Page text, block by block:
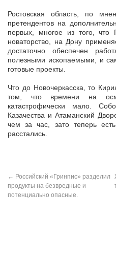
Ростовская область, по
претендентов на
первых, многое из того, что
новаторство, на Дону
достаточно обеспечен
полезными ископаемыми, и
готовые проекты.
Что до Новочеркасска, то
том, что времени на
катастрофически мало.
Казачества и Атаманский
чем за час, зато теперь
расстались.
← Российский «Гринпис» разделил
продукты на безвредные и
потенциально опасные.